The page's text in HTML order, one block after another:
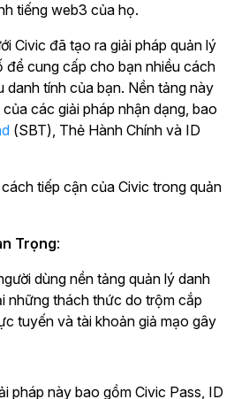
tiếng web3 của họ.
Civic đã tạo ra giải pháp quản lý
để cung cấp cho bạn nhiều cách
danh tính của bạn. Nền tảng này
các giải pháp nhận dạng, bao
(SBT), Thẻ Hành Chính và ID
tiếp cận của Civic trong quản
Trọng:
dùng nền tảng quản lý danh
những thách thức do trộm cắp
tuyến và tài khoản giả mạo gây
pháp này bao gồm Civic Pass, ID